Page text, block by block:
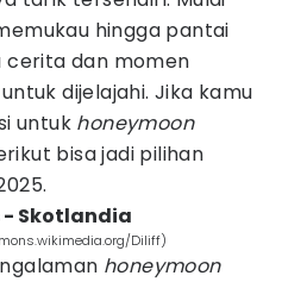
hingga pantai
cerita dan momen
dijelajahi. Jika kamu
untuk honeymoon
bisa jadi pilihan
- Skotlandia
Diliff)
honeymoon